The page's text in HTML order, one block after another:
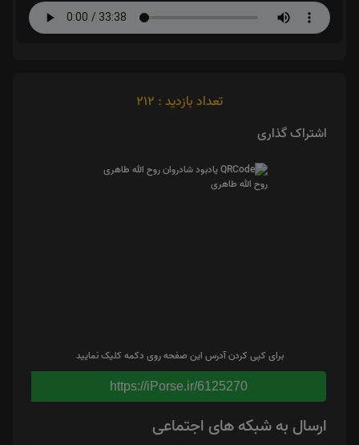
تعداد بازدید : 212
اشتراک گذاری
برای کپی کردن آدرس این صفحه روی دکمه کلیک نمایید
https://iPorse.ir/6125270
ارسال به شبکه های اجتماعی